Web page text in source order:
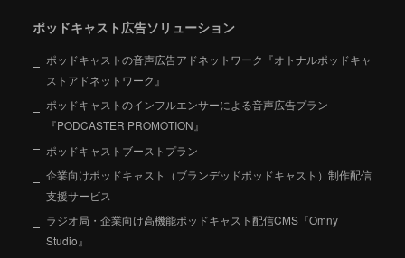
ポッドキャスト広告ソリューション
ポッドキャストの音声広告アドネットワーク『オトナルポッドキャ
ストアドネットワーク』
ポッドキャストのインフルエンサーによる音声広告プラン
『PODCASTER PROMOTION』
ポッドキャストブーストプラン
企業向けポッドキャスト（ブランデッドポッドキャスト）制作配信
支援サービス
ラジオ局・企業向け高機能ポッドキャスト配信CMS『Omny
Studio』